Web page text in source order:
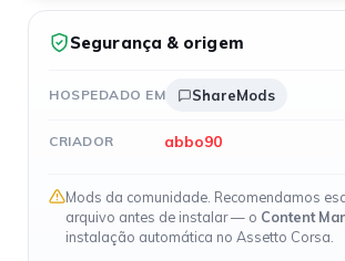
Segurança & origem
HOSPEDADO EM ShareMods
CRIADOR abbo90
Mods da comunidade. Recomendamos
arquivo antes de instalar — o Content
instalação automática no Assetto Corsa.